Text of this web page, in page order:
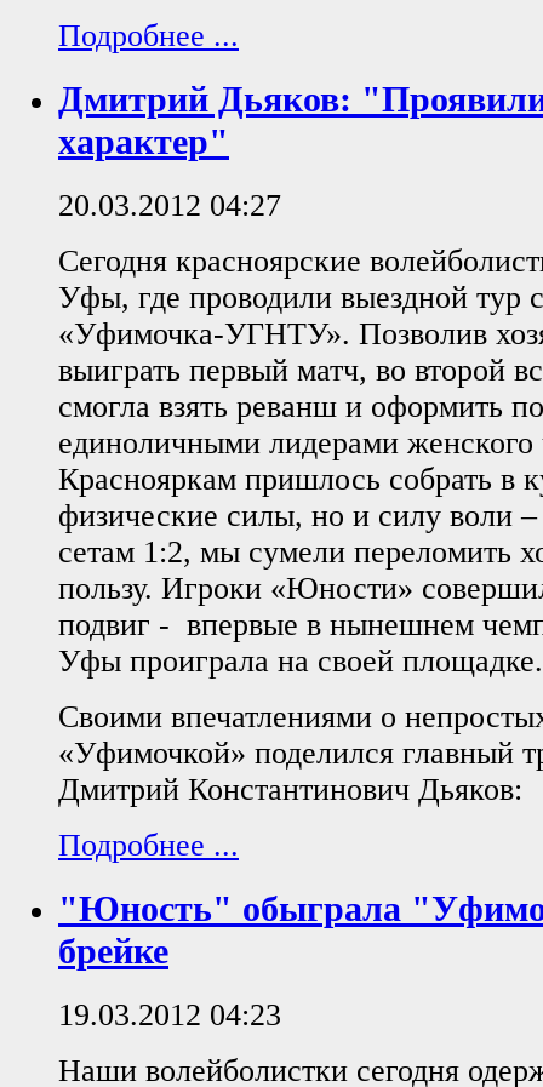
Подробнее ...
Дмитрий Дьяков:
характер"
20.03.2012 04:27
Сегодня красноярские
Уфы, где проводили выездной тур
«Уфимочка-УГНТУ». Позволив
выиграть первый матч, во второй
смогла взять реванш и оформить
единоличными лидерами женского
Краснояркам пришлось собрать в
физические силы, но и силу воли
сетам 1:2, мы сумели переломить
пользу. Игроки «Юности»
подвиг - впервые в нынешнем
Уфы проиграла на своей площадке.
Своими впечатлениями о
«Уфимочкой» поделился главный
Дмитрий Константинович Дьяков:
Подробнее ...
"Юность" обыграла
брейке
19.03.2012 04:23
Наши волейболистки сегодня